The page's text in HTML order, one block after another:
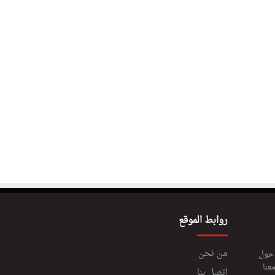
حول
روابط الموقع
من نحن